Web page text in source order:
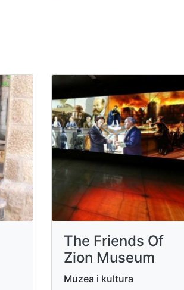
The Friends Of
Zion Museum
Muzea i kultura